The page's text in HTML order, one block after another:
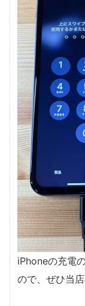
iPhoneの充電
ので、ぜひ当